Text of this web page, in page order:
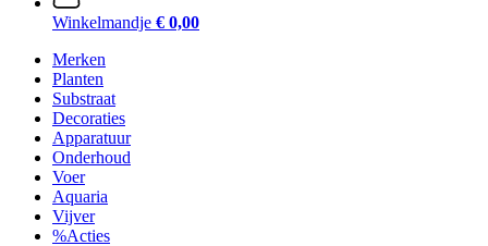
Winkelmandje € 0,00
Merken
Planten
Substraat
Decoraties
Apparatuur
Onderhoud
Voer
Aquaria
Vijver
%Acties